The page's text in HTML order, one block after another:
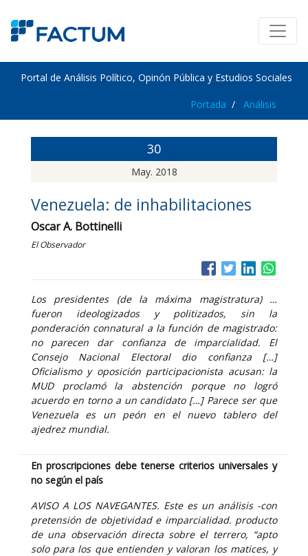
Portal de Análisis Político, Opinón Pública y Estudios Sociales
Portada Análisis
30
May. 2018
Venezuela: de inhabilitaciones
Oscar A. Bottinelli
El Observador
Los presidentes (de la máxima magistratura) …
fueron ideologizados y politizados, sin la
ponderación connatural a la función de magistrado:
no parecen dar confianza de imparcialidad. El
Consejo Nacional Electoral dio confianza […]
Oficialismo y oposición participacionista acusan: la
MUD proclamó la abstención porque no logró
acuerdo en torno a un candidato […] Parece ser que
Venezuela es un peón en el nuevo tablero del
ajedrez mundial.
En proscripciones debe tenerse criterios universales y
no según el país
AVISO A LOS NAVEGANTES. Este es un análisis -con
pretensión de objetividad e imparcialidad. producto
de una observación directa sobre el terrero, “apto
solo para los que entienden y valoran los matices, y